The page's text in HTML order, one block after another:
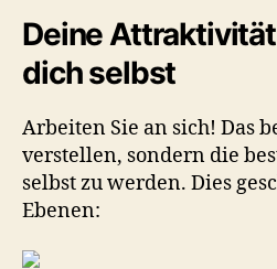
Deine
dich selbst
Arbeiten Sie an sich! Das
verstellen, sondern die
selbst zu werden. Dies
Ebenen: